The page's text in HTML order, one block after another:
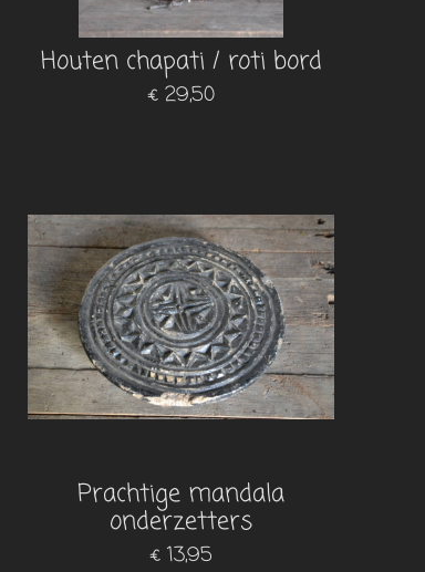
Houten chapati / roti bord
€ 29,50
Prachtige mandala
onderzetters
€ 13,95